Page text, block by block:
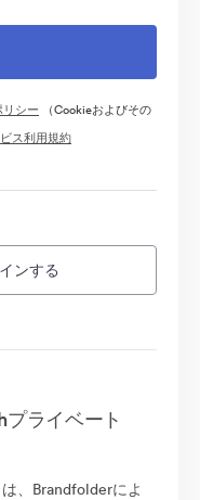
シー （Cookieおよびその
ス利用規約
ンする
ライベート
、Brandfolderによ